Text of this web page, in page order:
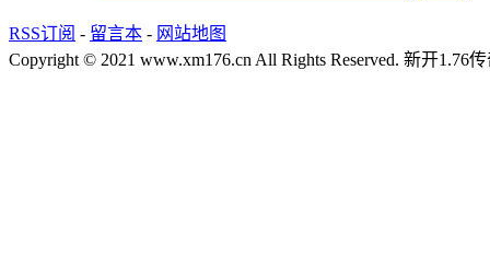
RSS订阅 - 留言本 - 网站地图
Copyright © 2021 www.xm176.cn All Rights Reserved. 新开1.76